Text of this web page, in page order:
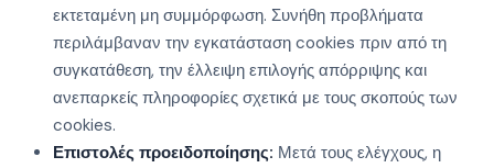
εκτεταμένη μη συμμόρφωση. Συνήθη προβλήματα
περιλάμβαναν την εγκατάσταση cookies πριν από τη
συγκατάθεση, την έλλειψη επιλογής απόρριψης και
ανεπαρκείς πληροφορίες σχετικά με τους σκοπούς των
cookies.
Επιστολές προειδοποίησης: Μετά τους ελέγχους, η